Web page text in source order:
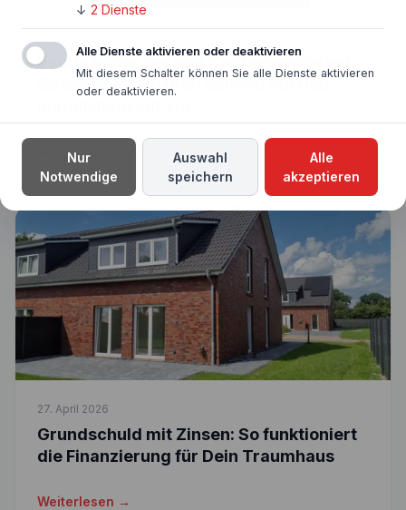
Baufinanzierung und Kaufnebenkosten:
So bereitest Du Dich optimal auf den
Weiterlesen →
27. April 2026
Grundschuld mit Zinsen: So funktioniert
die Finanzierung für Dein Traumhaus
Weiterlesen →
↓ 2 Dienste
Alle Dienste aktivieren oder deaktivieren
Mit diesem Schalter können Sie alle Dienste aktivieren
oder deaktivieren.
Nur
Notwendige
Auswahl
speichern
Alle
akzeptieren